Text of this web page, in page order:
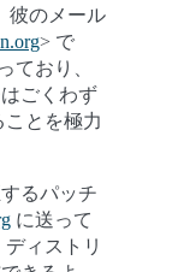
彼のメール
.org> で
ており、
ごくわず
とを極力
るパッチ
に送って
ィストリ